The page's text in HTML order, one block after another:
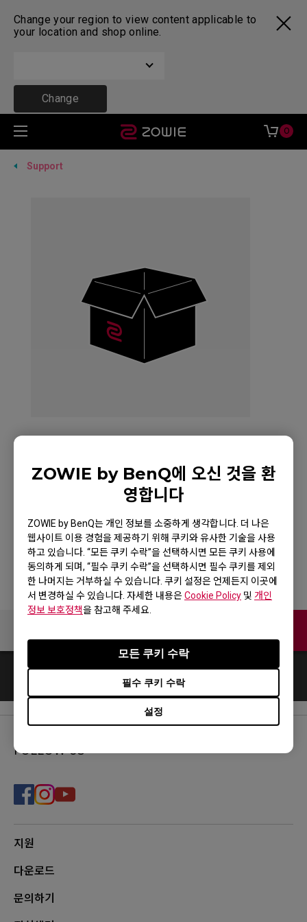
Change your region to view content applicable to
your location and shop online.
Change
ZOWIE by BenQ에 오신 것을 환
영합니다
ZOWIE by BenQ는 개인 정보를 소중하게 생각합니다. 더 나은
웹사이트 이용 경험을 제공하기 위해 쿠키와 유사한 기술을 사용
하고 있습니다. “모든 쿠키 수락”을 선택하시면 모든 쿠키 사용에
동의하게 되며, “필수 쿠키 수락”을 선택하시면 필수 쿠키를 제외
한 나머지는 거부하실 수 있습니다. 쿠키 설정은 언제든지 이곳에
서 변경하실 수 있습니다. 자세한 내용은Cookie Policy 및 개인
정보 보호정책을 참고해 주세요.
설정
필수 쿠키 수락
모든 쿠키 수락
0
Support
ZOWIE FK1+ Mouse
for Esports White
Edition
0 결과 Default
FOLLOW US
지원
다운로드
문의하기